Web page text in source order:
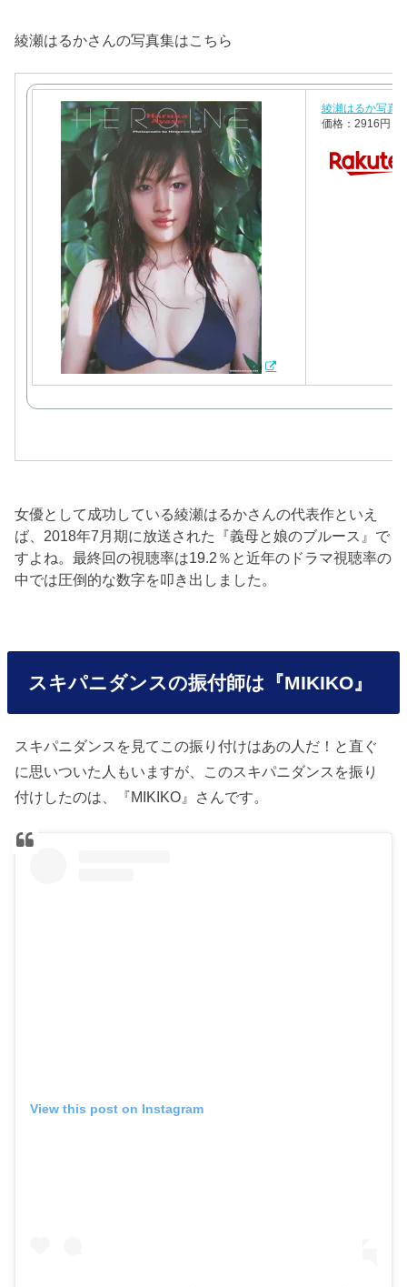
綾瀬はるかさんの写真集はこちら
綾瀬はるか写真
価格：2916円（
女優として成功している綾瀬はるかさんの代表作といえ
ば、2018年7月期に放送された『義母と娘のブルース』で
すよね。最終回の視聴率は19.2％と近年のドラマ視聴率の
中では圧倒的な数字を叩き出しました。
スキパニダンスの振付師は『MIKIKO』
スキパニダンスを見てこの振り付けはあの人だ！と直ぐ
に思いついた人もいますが、このスキパニダンスを振り
付けしたのは、『MIKIKO』さんです。
View this post on Instagram